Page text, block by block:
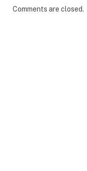
Comments are closed.